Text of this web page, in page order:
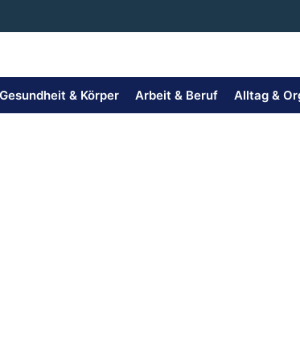
Gesundheit & Körper Arbeit & Beruf Alltag &